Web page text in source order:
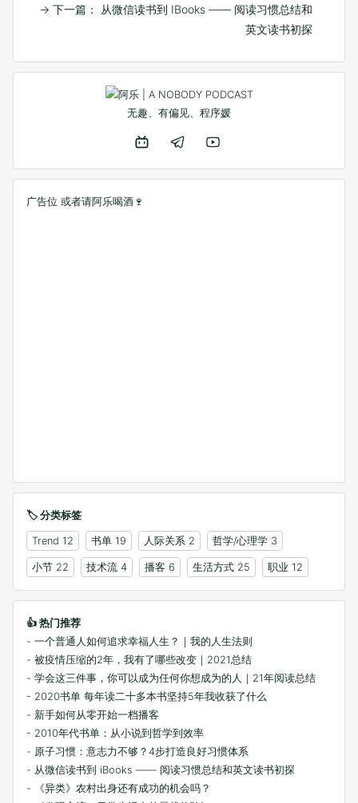
→ 下一篇： 从微信读书到 IBooks —— 阅读习惯总结和
英文读书初探
无趣、有偏见、程序媛
广告位 或者请阿乐喝酒🍷
🏷️ 分类标签
Trend 12 书单 19 人际关系 2 哲学/心理学 3
小节 22 技术流 4 播客 6 生活方式 25 职业 12
👍 热门推荐
- 一个普通人如何追求幸福人生？｜我的人生法则
- 被疫情压缩的2年，我有了哪些改变｜2021总结
- 学会这三件事，你可以成为任何你想成为的人｜21年阅读总结
- 2020书单 每年读二十多本书坚持5年我收获了什么
- 新手如何从零开始一档播客
- 2010年代书单：从小说到哲学到效率
- 原子习惯：意志力不够？4步打造良好习惯体系
- 从微信读书到 iBooks —— 阅读习惯总结和英文读书初探
- 《异类》农村出身还有成功的机会吗？